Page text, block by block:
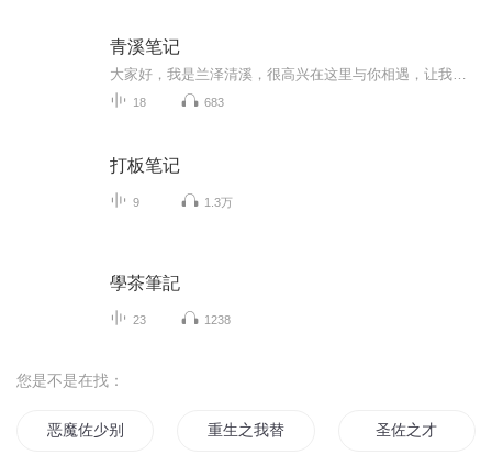
青溪笔记
18 683
打板笔记
9 1.3万
學茶筆記
23 1238
您是不是在找：
恶魔佐少别过来 重生之我替佐助当火影 圣佐之才